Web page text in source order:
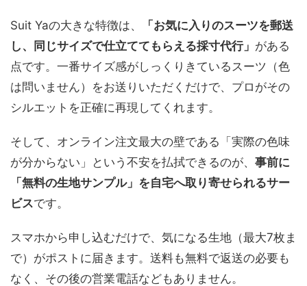
Suit Yaの大きな特徴は、
「お気に入りのスーツを郵送
し、同じサイズで仕立ててもらえる採寸代行」 がある
点です。一番サイズ感がしっくりきているスーツ（色
は問いません）をお送りいただくだけで、プロがその
シルエットを正確に再現してくれます。
そして、オンライン注文最大の壁である「実際の色味
が分からない」という不安を払拭できるのが、 事前に
「無料の生地サンプル」を自宅へ取り寄せられるサー
ビスです。
スマホから申し込むだけで、気になる生地（最大7枚ま
で）がポストに届きます。送料も無料で返送の必要も
なく、その後の営業電話などもありません。